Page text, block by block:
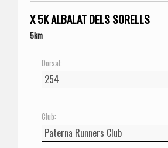
X 5K ALBALAT DELS SORELLS
5km
Dorsal:
Club: